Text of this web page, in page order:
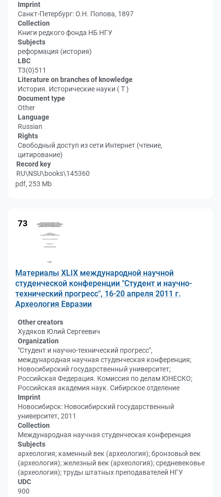
Imprint
Санкт-Петербург: О.Н. Попова, 1897
Collection
Книги редкого фонда НБ НГУ
Subjects
реформация (история)
LBC
Т3(0)511
Literature on branches of knowledge
История. Исторические науки ( Т )
Document type
Other
Language
Russian
Rights
Свободный доступ из сети Интернет (чтение,
цитирование)
Record key
RU\NSU\books\145360
pdf, 253 Mb
73
Материалы XLIX международной научной
студенческой конференции "Студент и научно-
технический прогресс", 16-20 апреля 2011 г.
Археология Евразии
Other creators
Худяков Юлий Сергеевич
Organization
"Студент и научно-технический прогресс",
международная научная студенческая конференция;
Новосибирский государственный университет;
Российская Федерация. Комиссия по делам ЮНЕСКО;
Российская академия наук. Сибирское отделение
Imprint
Новосибирск: Новосибирский государственный
университет, 2011
Collection
Международная научная студенческая конференция
Subjects
археология; каменный век (археология); бронзовый век
(археология); железный век (археология); средневековье
(археология); труды штатных преподавателей НГУ
UDC
900